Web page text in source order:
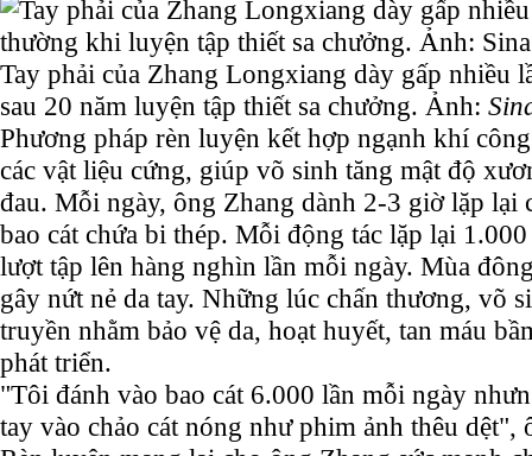
Tay phải của Zhang Longxiang dày gấp nhiều
sau 20 năm luyện tập thiết sa chưởng. Ảnh:
Phương pháp rèn luyện kết hợp ngạnh khí
các vật liệu cứng, giúp võ sinh tăng mật độ
đau. Mỗi ngày, ông Zhang dành 2-3 giờ lặp lại
bao cát chứa bi thép. Mỗi động tác lặp lại
lượt tập lên hàng nghìn lần mỗi ngày. Mùa
gây nứt nẻ da tay. Những lúc chấn thương, võ
truyền nhằm bảo vệ da, hoạt huyết, tan máu
phát triển.
"Tôi đánh vào bao cát 6.000 lần mỗi ngày
tay vào chảo cát nóng như phim ảnh thêu dệt",